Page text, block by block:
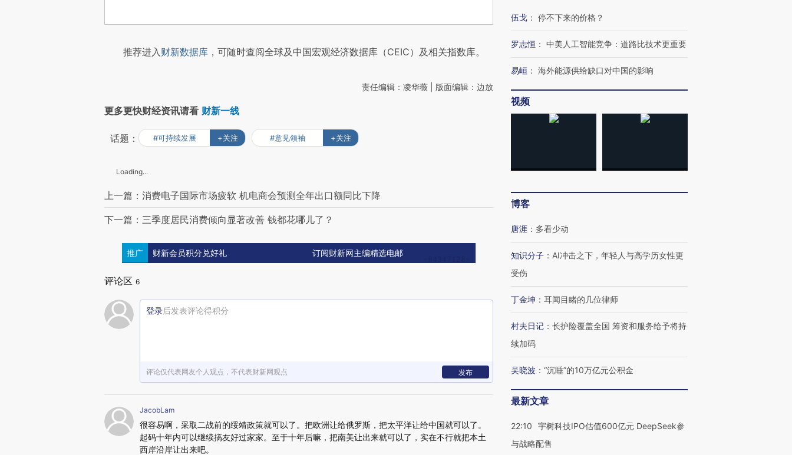
推荐进入财新数据库 ，可随时查阅全球及中国宏观经济数据库（CEIC）及相关指数库。
责任编辑：凌华薇 | 版面编辑：边放
更多更快财经资讯请看 财新一线
话题： #可持续发展 +关注 #意见领袖 +关注
Loading...
上一篇：消费电子国际市场疲软 机电商会预测全年出口额同比下降
下一篇：三季度居民消费倾向显著改善 钱都花哪儿了？
推广 财新会员积分兑好礼 订阅财新网主编精选电邮
评论区 6
登录后发表评论得积分
评论仅代表网友个人观点，不代表财新网观点 发布
JacobLam
很容易啊，采取二战前的绥靖政策就可以了。把欧洲让给俄罗斯，把太平洋让给中国就可以了。
起码十年内可以继续搞友好过家家。至于十年后嘛，把南美让出来就可以了，实在不行就把本土
西岸沿岸让出来吧。
伍戈 ： 停不下来的价格？
罗志恒 ： 中美人工智能竞争：道路比技术更重要
易峘 ： 海外能源供给缺口对中国的影响
视频
博客
唐涯 ： 多看少动
知识分子 ： AI冲击之下，年轻人与高学历女性更
受伤
丁金坤 ： 耳闻目睹的几位律师
村夫日记 ： 长护险覆盖全国 筹资和服务给予将持
续加码
吴晓波 ： “沉睡”的10万亿元公积金
最新文章
22:10
宇树科技IPO估值600亿元 DeepSeek参
与战略配售